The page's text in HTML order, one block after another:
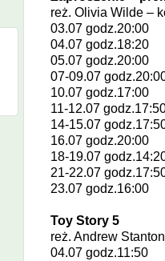
reż. Olivia Wilde –
03.07 godz.20:00
04.07 godz.18:20
05.07 godz.20:00
07-09.07
10.07 godz.17:00
11-12.07
14-15.07
16.07 godz.20:00
18-19.07
21-22.07
23.07 godz.16:00
Toy Story 5
reż. Andrew
04.07 godz.11:50